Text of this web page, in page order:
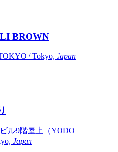
BROWN
/ Tokyo, Japan
ル9階屋上（YODO
Japan